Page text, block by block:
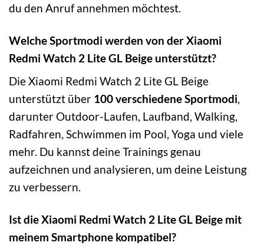
du den Anruf annehmen möchtest.
Welche Sportmodi werden von der Xiaomi
Redmi Watch 2 Lite GL Beige unterstützt?
Die Xiaomi Redmi Watch 2 Lite GL Beige
unterstützt über 100 verschiedene Sportmodi,
darunter Outdoor-Laufen, Laufband, Walking,
Radfahren, Schwimmen im Pool, Yoga und viele
mehr. Du kannst deine Trainings genau
aufzeichnen und analysieren, um deine Leistung
zu verbessern.
Ist die Xiaomi Redmi Watch 2 Lite GL Beige mit
meinem Smartphone kompatibel?